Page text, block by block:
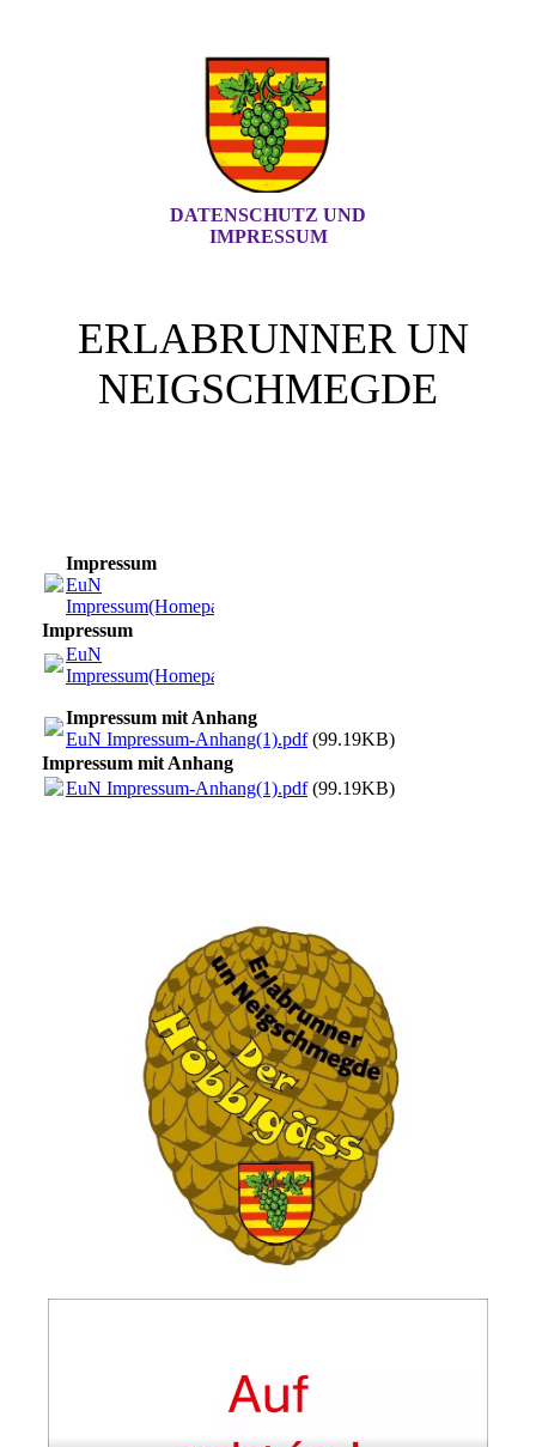
DATENSCHUTZ UND
IMPRESSUM
ERLABRUNNER UN
NEIGSCHMEGDE
Impressum
EuN
Impressum(Homepage).pdf
Impressum
EuN
Impressum(Homepage).pdf
Impressum mit Anhang
EuN Impressum-Anhang(1).pdf(99.19KB)
Impressum mit Anhang
EuN Impressum-Anhang(1).pdf(99.19KB)